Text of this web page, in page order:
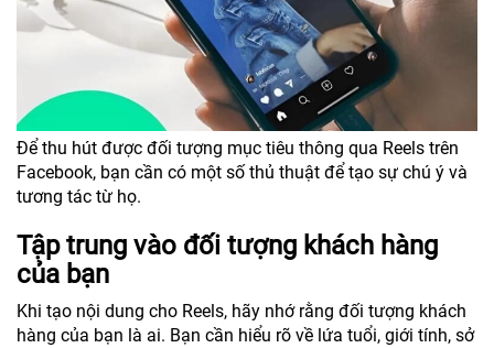
Để thu hút được đối tượng mục tiêu thông qua Reels trên
Facebook, bạn cần có một số thủ thuật để tạo sự chú ý và
tương tác từ họ.
Tập trung vào đối tượng khách hàng
của bạn
Khi tạo nội dung cho Reels, hãy nhớ rằng đối tượng khách
hàng của bạn là ai. Bạn cần hiểu rõ về lứa tuổi, giới tính, sở